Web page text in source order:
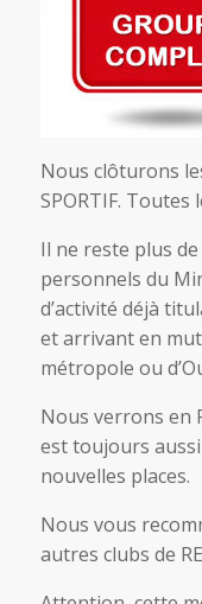
Nous clôturons
SPORTIF. Toutes
Il ne reste plus
personnels du
d’activité déjà
et arrivant en
métropole ou
Nous verrons en
est toujours
nouvelles places.
Nous vous
autres clubs de